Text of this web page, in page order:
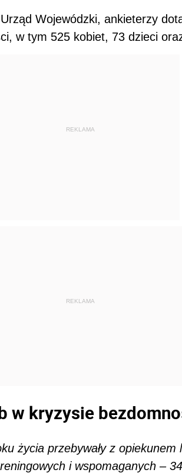
Wojewódzki, ankieterzy
w tym 525 kobiet, 73 dzieci
REKLAMA
REKLAMA
w kryzysie
życia przebywały z
i wspomaganych –